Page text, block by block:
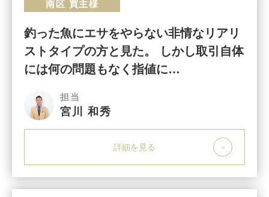
南区 買主様
釣った魚にエサをやらない非情なリアリ
ストタイプの方と見た。 しかし取引自体
には何の問題もなく指値に…
担当
宮川 和秀
詳細を見る